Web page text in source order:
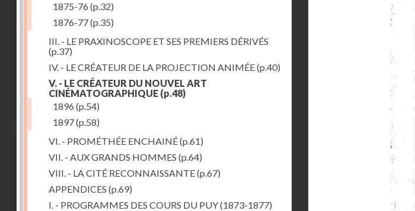
1875-76 (p.32)
1876-77(p.35)
III. - LE PRAXINOSCOPE ET SES PREMIERS DÉRIVÉS
(p.37)
IV. - LE CRÉATEUR DE LA PROJECTION ANIMÉE(p.40)
V. - LE CRÉATEUR DU NOUVEL ART
CINÉMATOGRAPHIQUE (p.48)
1896 (p.54)
1897(p.58)
VI. - PROMÉTHÉE ENCHAINÉ(p.61)
VII. - AUX GRANDS HOMMES (p.64)
VIII. - LA CITÉ RECONNAISSANTE(p.67)
APPENDICES (p.69)
I. - PROGRAMMES DES COURS DU PUY (1873-1877)